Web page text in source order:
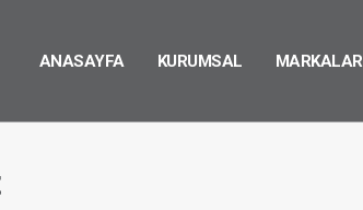
ANASAYFA KURUMSAL MARKALAR